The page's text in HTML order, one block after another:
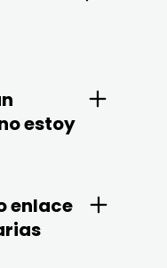
estoy
enlace